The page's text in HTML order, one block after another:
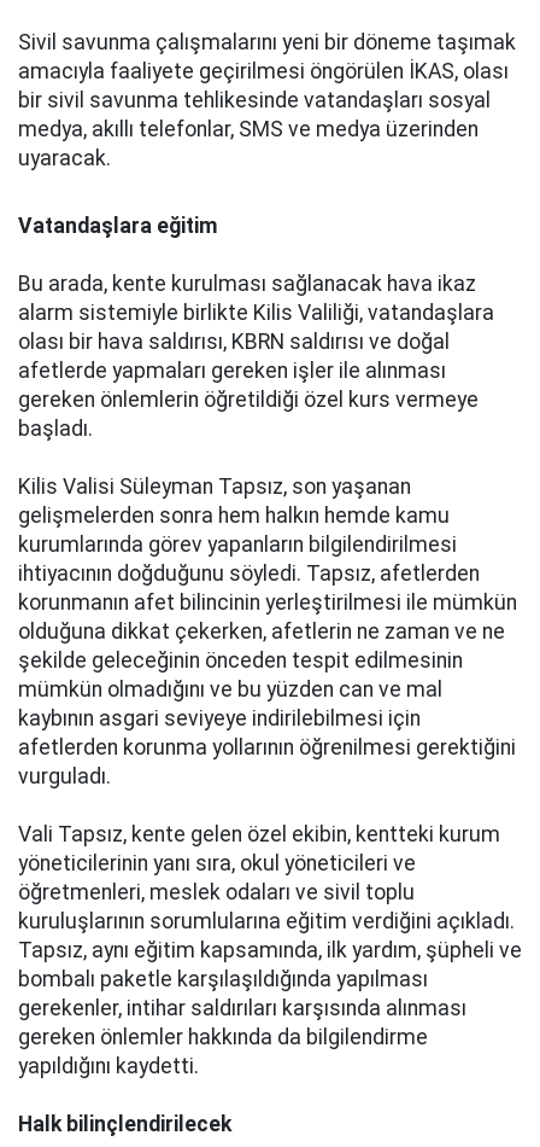
Sivil savunma çalışmalarını yeni bir döneme taşımak
amacıyla faaliyete geçirilmesi öngörülen İKAS, olası
bir sivil savunma tehlikesinde vatandaşları sosyal
medya, akıllı telefonlar, SMS ve medya üzerinden
uyaracak.
Vatandaşlara eğitim
Bu arada, kente kurulması sağlanacak hava ikaz
alarm sistemiyle birlikte Kilis Valiliği, vatandaşlara
olası bir hava saldırısı, KBRN saldırısı ve doğal
afetlerde yapmaları gereken işler ile alınması
gereken önlemlerin öğretildiği özel kurs vermeye
başladı.
Kilis Valisi Süleyman Tapsız, son yaşanan
gelişmelerden sonra hem halkın hemde kamu
kurumlarında görev yapanların bilgilendirilmesi
ihtiyacının doğduğunu söyledi. Tapsız, afetlerden
korunmanın afet bilincinin yerleştirilmesi ile mümkün
olduğuna dikkat çekerken, afetlerin ne zaman ve ne
şekilde geleceğinin önceden tespit edilmesinin
mümkün olmadığını ve bu yüzden can ve mal
kaybının asgari seviyeye indirilebilmesi için
afetlerden korunma yollarının öğrenilmesi gerektiğini
vurguladı.
Vali Tapsız, kente gelen özel ekibin, kentteki kurum
yöneticilerinin yanı sıra, okul yöneticileri ve
öğretmenleri, meslek odaları ve sivil toplu
kuruluşlarının sorumlularına eğitim verdiğini açıkladı.
Tapsız, aynı eğitim kapsamında, ilk yardım, şüpheli ve
bombalı paketle karşılaşıldığında yapılması
gerekenler, intihar saldırıları karşısında alınması
gereken önlemler hakkında da bilgilendirme
yapıldığını kaydetti.
Halk bilinçlendirilecek